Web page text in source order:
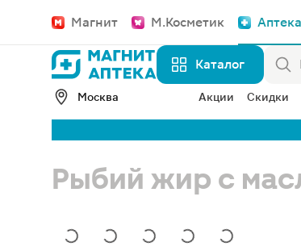
Магнит М.Косметик Аптека
Каталог
Москва Акции Скидки
Рыбий жир с